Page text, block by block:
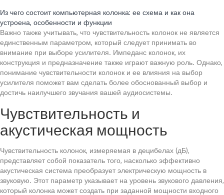
Из чего состоит компьютерная колонка: ее схема и как она
устроена, особенности и функции
Важно также учитывать, что чувствительность колонок не является
единственным параметром, который следует принимать во
внимание при выборе усилителя. Импеданс колонок, их
конструкция и предназначение также играют важную роль. Однако,
понимание чувствительности колонок и ее влияния на выбор
усилителя поможет вам сделать более обоснованный выбор и
достичь наилучшего звучания вашей аудиосистемы.
Чувствительность и
акустическая мощность
Чувствительность колонок, измеряемая в децибелах (дБ),
представляет собой показатель того, насколько эффективно
акустическая система преобразует электрическую мощность в
звуковую. Этот параметр указывает на уровень звукового давления,
который колонка может создать при заданной мощности входного